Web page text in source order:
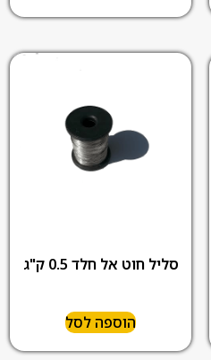
סליל חוט אל חלד 0.5 ק"ג
הוספה לסל